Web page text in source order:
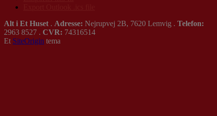
Alt i Et Huset . Adresse: Nejrupvej 2B, 7620 Lemvig . Telefon:
2963 8527 . CVR: 74316514
Et SiteOrigin tema